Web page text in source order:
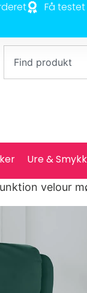
Få
Ure &
velour